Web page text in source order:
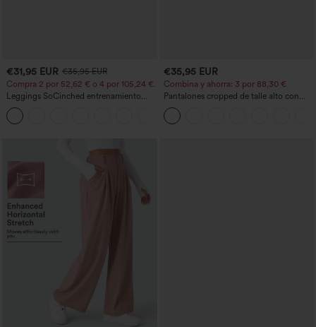
€31,95 EUR €35,95 EUR
Compra 2 por 52,62 € o 4 por 105,24 €.
Leggings SoCinched entrenamiento
moldeador abdomen bolsillo lateral tiro
alto
€35,95 EUR
Combina y ahorra: 3 por 88,30 €
Pantalones cropped de talle alto con
bolsillos con cremallera y efecto lino